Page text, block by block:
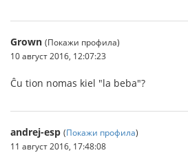
Grown (Покажи профила)
10 август 2016, 12:07:23
Ĉu tion nomas kiel "la beba"?
andrej-esp (Покажи профила)
11 август 2016, 17:48:08